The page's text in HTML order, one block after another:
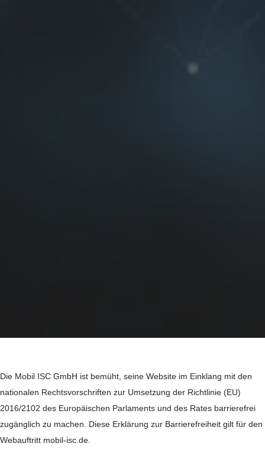
Die Mobil ISC GmbH ist bemüht, seine Website im Einklang mit den
nationalen Rechtsvorschriften zur Umsetzung der Richtlinie (EU)
2016/2102 des Europäischen Parlaments und des Rates barrierefrei
zugänglich zu machen. Diese Erklärung zur Barrierefreiheit gilt für den
Webauftritt mobil-isc.de.